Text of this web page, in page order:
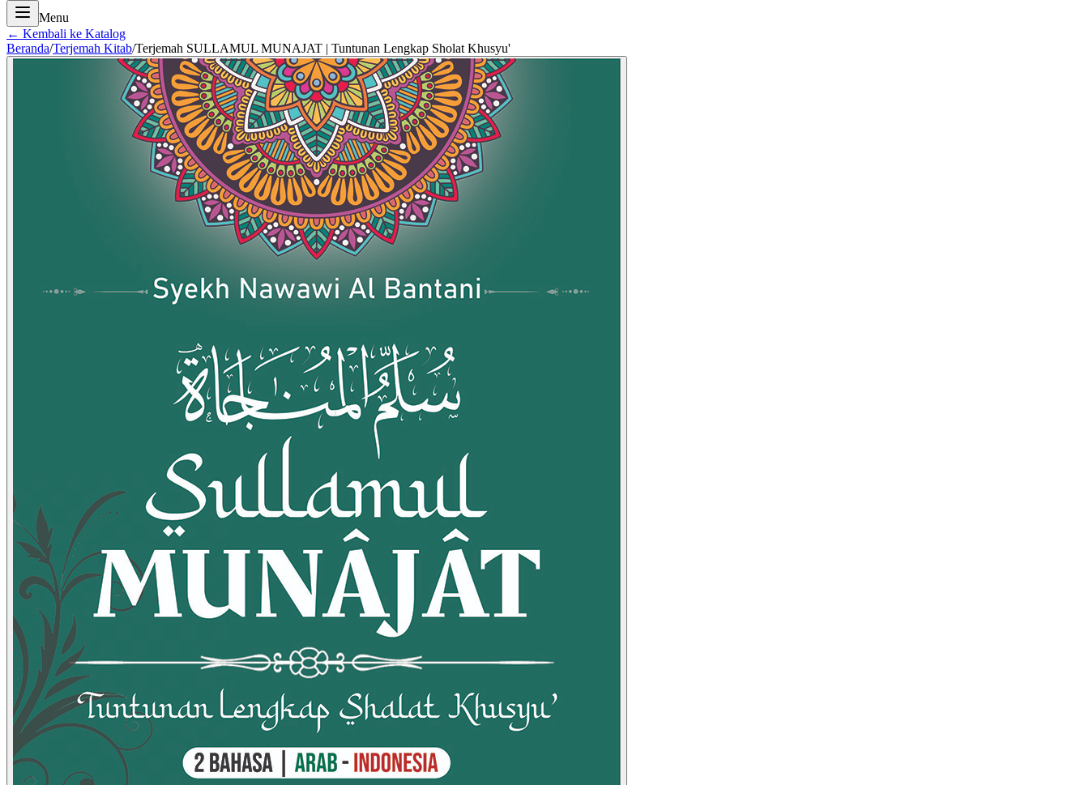
Menu
← Kembali ke Katalog
Beranda/Terjemah Kitab/Terjemah SULLAMUL MUNAJAT | Tuntunan Lengkap Sholat Khusyu'